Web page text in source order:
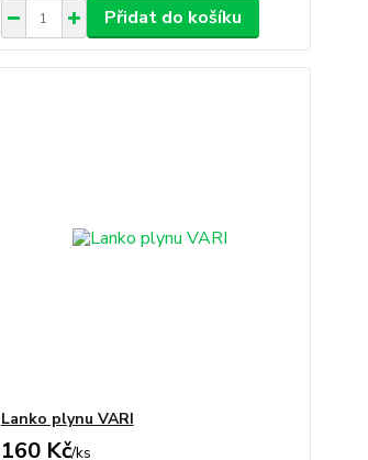
Přidat do košíku
Lanko plynu VARI
160 Kč/ks